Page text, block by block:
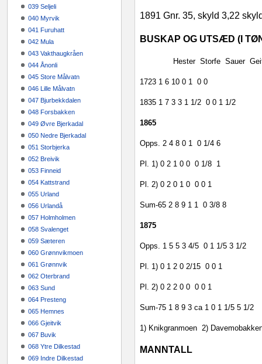
039 Seljeli
040 Myrvik
041 Furuhatt
042 Mula
043 Vakthaugkråen
044 Ånonli
045 Store Målvatn
046 Lille Målvatn
047 Bjurbekkdalen
048 Forsbakken
049 Øvre Bjerkadal
050 Nedre Bjerkadal
051 Storbjerka
052 Breivik
053 Finneid
054 Kattstrand
055 Urland
056 Urlandå
057 Holmholmen
058 Svalenget
059 Sæteren
060 Grønnvikmoen
061 Grønnvik
062 Oterbrand
063 Sund
064 Presteng
065 Hemnes
066 Gjeitvik
067 Buvik
068 Ytre Dilkestad
069 Indre Dilkestad
1891 Gnr. 35, skyld 3,22
BUSKAP OG UTSÆD (I
Hester Storfe Sauer
1723 1 6 10 0 1 0 0
1835 1 7 3 3 1 1/2 0 0 1 1/2
1865
Opps. 2 4 8 0 1 0 1/4 6
Pl. 1) 0 2 1 0 0 0 1/8 1
Pl. 2) 0 2 0 1 0 0 0 1
Sum-65 2 8 9 1 1 0 3/8 8
1875
Opps. 1 5 5 3 4/5 0 1 1/5 3 1/2
Pl. 1) 0 1 2 0 2/15 0 0 1
Pl. 2) 0 2 2 0 0 0 0 1
Sum-75 1 8 9 3 ca 1 0 1 1/5 5 1/2
1) Knikgranmoen 2)
MANNTALL